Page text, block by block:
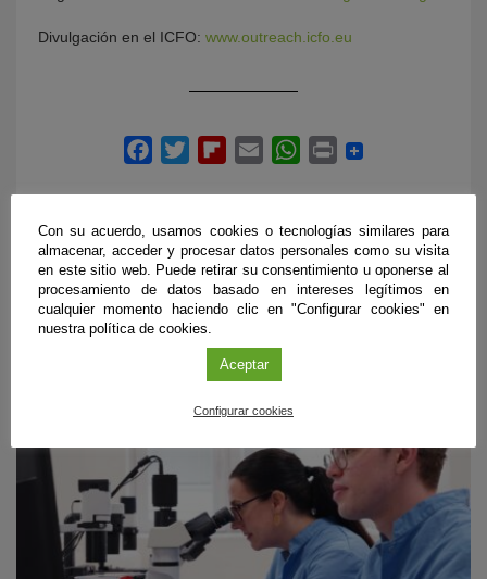
Divulgación en el ICFO: www.outreach.icfo.eu
ÚLTIMAS PUBLICACIONES
Con su acuerdo, usamos cookies o tecnologías similares para
almacenar, acceder y procesar datos personales como su visita
en este sitio web. Puede retirar su consentimiento u oponerse al
procesamiento de datos basado en intereses legítimos en
cualquier momento haciendo clic en "Configurar cookies" en
nuestra política de cookies.
Aceptar
Configurar cookies